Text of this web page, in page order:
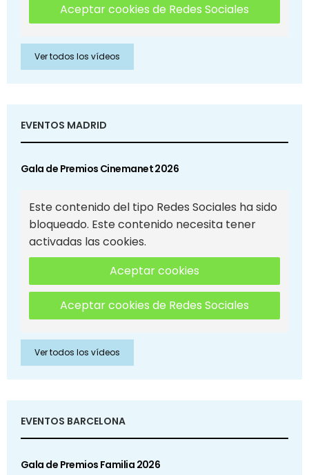
Aceptar cookies de Redes Sociales
Ver todos los vídeos
EVENTOS MADRID
Gala de Premios Cinemanet 2026
Este contenido del tipo Redes Sociales ha sido
bloqueado. Este contenido necesita tener
activadas las cookies.
Aceptar cookies
Aceptar cookies de Redes Sociales
Ver todos los vídeos
EVENTOS BARCELONA
Gala de Premios Familia 2026